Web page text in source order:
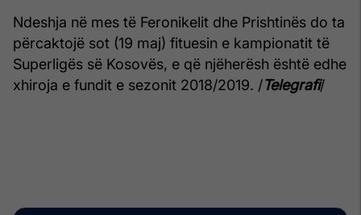
Ndeshja në mes të Feronikelit dhe Prishtinës do ta
përcaktojë sot (19 maj) fituesin e kampionatit të
Superligës së Kosovës, e që njëherësh është edhe
xhiroja e fundit e sezonit 2018/2019. /Telegrafi/